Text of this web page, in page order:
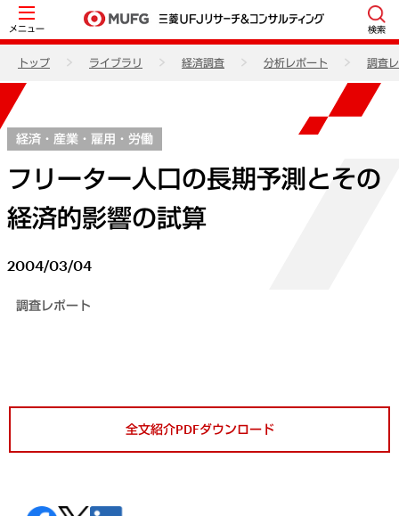
メニュー 検索
トップ ライブラリ 経済調査 分析レポート 調査
経済・産業・雇用・労働
フリーター人口の長期予測とその
経済的影響の試算
2004/03/04
調査レポート
全文紹介PDFダウンロード